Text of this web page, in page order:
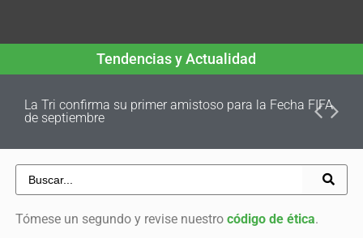
Tendencias y Actualidad
La Tri confirma su primer amistoso para la Fecha FIFA
de septiembre
Tómese un segundo y revise nuestro código de ética.